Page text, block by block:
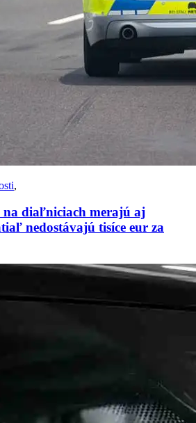
,
na diaľniciach merajú aj
nedostávajú tisíce eur za